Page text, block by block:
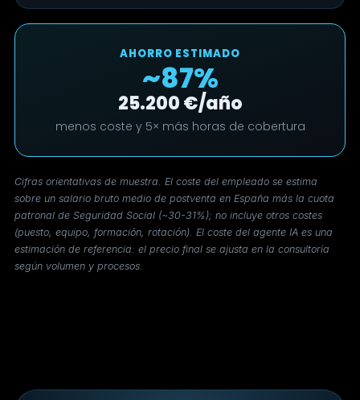
AHORRO ESTIMADO
~87%
25.200 €/año
menos coste y 5× más horas de cobertura
Cifras orientativas de muestra. El coste del empleado se estima
sobre un salario bruto medio de postventa en España más la cuota
patronal de Seguridad Social (~30-31%); no incluye otros costes
(puesto, equipo, formación, rotación). El coste del agente IA es una
estimación de referencia: el precio final se ajusta en la consultoría
según volumen y procesos.